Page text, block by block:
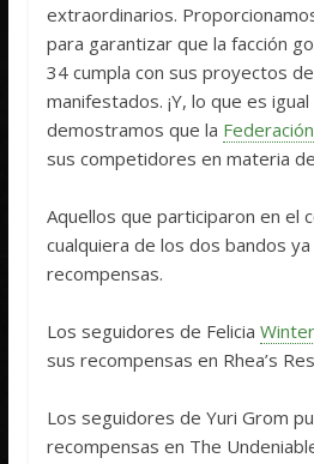
extraordinarios.
para garantizar que la facción
34 cumpla con sus proyectos
manifestados. ¡Y, lo que es
demostramos que la Federación
sus competidores en materia
Aquellos que participaron en el
cualquiera de los dos bandos
recompensas.
Los seguidores de Felicia
sus recompensas en Rhea’s
Los seguidores de Yuri Grom
recompensas en The